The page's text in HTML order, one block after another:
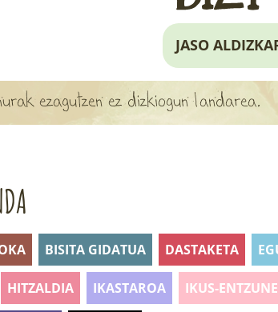
JASO
ezagutzen ez dizkiogun landarea.
BISITA GIDATUA DASTAKETA
HITZALDIA IKASTAROA IKUS-